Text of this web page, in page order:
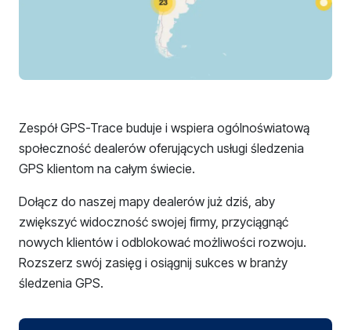
Zespół GPS-Trace buduje i wspiera ogólnoświatową
społeczność dealerów oferujących usługi śledzenia
GPS klientom na całym świecie.
Dołącz do naszej mapy dealerów już dziś, aby
zwiększyć widoczność swojej firmy, przyciągnąć
nowych klientów i odblokować możliwości rozwoju.
Rozszerz swój zasięg i osiągnij sukces w branży
śledzenia GPS.